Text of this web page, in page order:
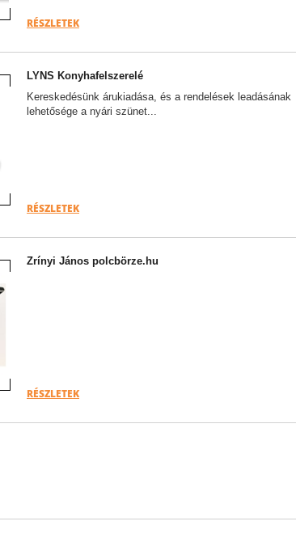
RÉSZLETEK
LYNS Konyhafelszerelé
Kereskedésünk árukiadása, és a rendelések leadásának
lehetősége a nyári szünet...
RÉSZLETEK
Zrínyi János polcbörze.hu
RÉSZLETEK